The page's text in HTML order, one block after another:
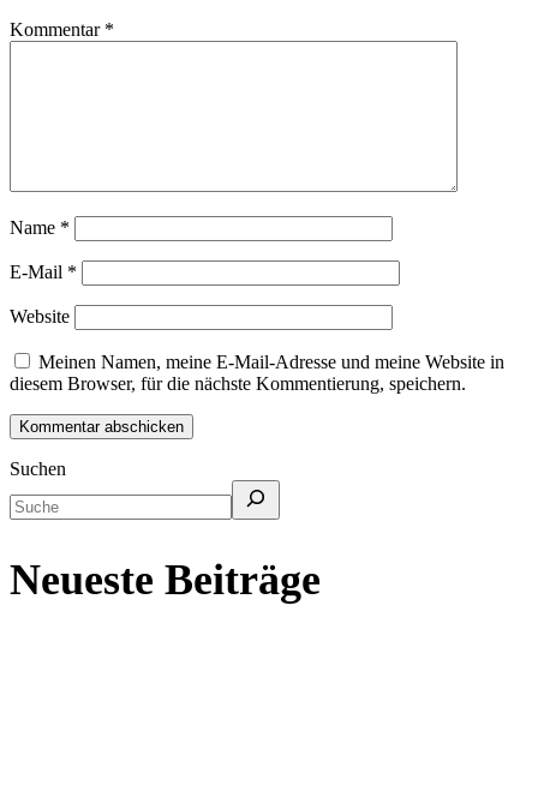
Kommentar *
Name *
E-Mail *
Website
Meinen Namen, meine E-Mail-Adresse und meine Website in
diesem Browser, für die nächste Kommentierung, speichern.
Suchen
Neueste Beiträge